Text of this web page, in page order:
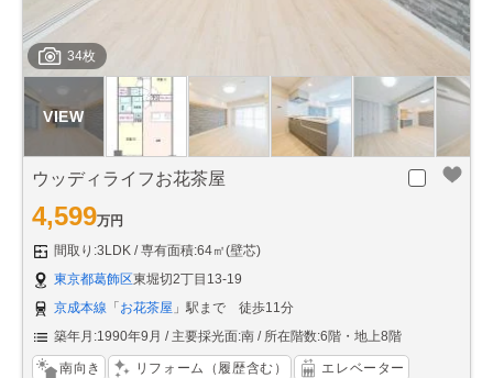
34枚
ウッディライフお花茶屋
4,599万円
間取り:3LDK
専有面積:64㎡(壁芯)
東京都葛飾区東堀切2丁目13-19
京成本線 「 お花茶屋 」駅まで 徒歩11分
築年月:1990年9月
主要採光面:南 所在階数:6階・地上8階
南向き リフォーム（履歴含む）
エレベーター